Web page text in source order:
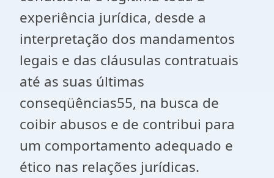
experiência jurídica, desde a
interpretação dos mandamentos
legais e das cláusulas contratuais
até as suas últimas
conseqüências55, na busca de
coibir abusos e de contribui para
um comportamento adequado e
ético nas relações jurídicas.